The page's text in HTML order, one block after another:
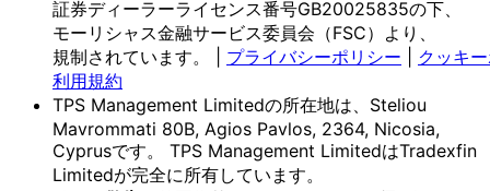
証券ディーラーライセンス番号GB20025835の下、
モーリシャス金融サービス委員会 （FSC）より、
規制されています。
プライバシーポリシー
クッキ
利用規約
TPS Management Limitedの所在地は、 Steliou
Mavrommati 80B, Agios Pavlos, 2364, Nicosia,
Cyprusです。
TPS Management LimitedはTradexfin
Limitedが完全に所有しています。